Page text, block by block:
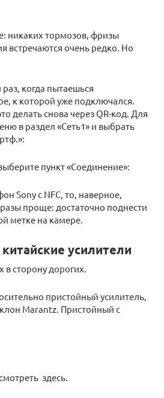
никаких тормозов, фризы
встречаются очень редко. Но
когда пытаешься
к которой уже подключался.
делать снова через QR-код. Для
в раздел «Сеть1» и выбрать
пункт «Соединение»:
Sony с NFC, то, наверное,
проще: достаточно поднести
метке на камере.
усилители
сторону дорогих.
пристойный усилитель,
Marantz. Пристойный с
здесь.